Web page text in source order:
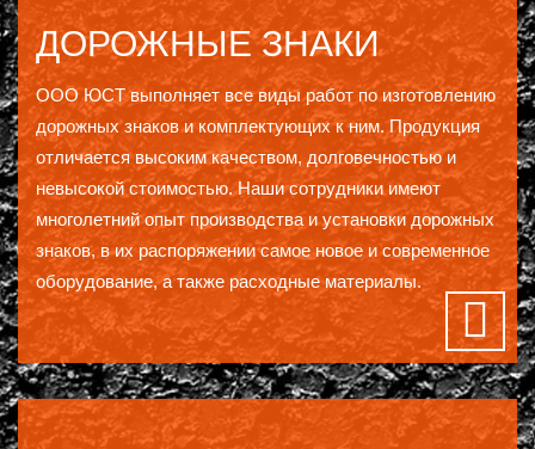
ДОРОЖНЫЕ ЗНАКИ
ООО ЮСТ выполняет все виды работ по изготовлению
дорожных знаков и комплектующих к ним. Продукция
отличается высоким качеством, долговечностью и
невысокой стоимостью. Наши сотрудники имеют
многолетний опыт производства и установки дорожных
знаков, в их распоряжении самое новое и современное
оборудование, а также расходные материалы.